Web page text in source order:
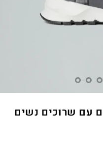
עם שרוכים נשים